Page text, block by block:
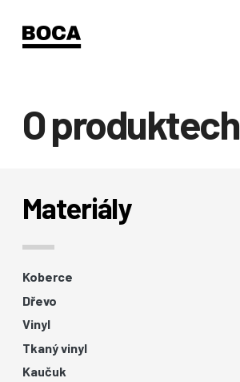
O produktech
Materiály
Koberce
Dřevo
Vinyl
Tkaný vinyl
Kaučuk